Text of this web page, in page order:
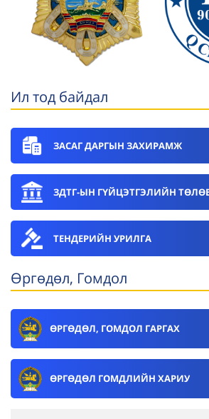
Ил тод байдал
ЗАСАГ ДАРГЫН ЗАХИРАМЖ
ЗДТГ-ЫН ГҮЙЦЭТГЭЛИЙН
ТЕНДЕРИЙН УРИЛГА
Өргөдөл, Гомдол
ӨРГӨДӨЛ, ГОМДОЛ ГАРГАХ
ӨРГӨДӨЛ ГОМДЛИЙН ХАРИУ